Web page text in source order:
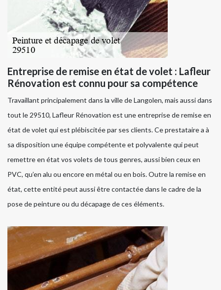
Entreprise de remise en état de volet : Lafleur
Rénovation est connu pour sa compétence
Travaillant principalement dans la ville de Langolen, mais aussi dans
tout le 29510, Lafleur Rénovation est une entreprise de remise en
état de volet qui est plébiscitée par ses clients. Ce prestataire a à
sa disposition une équipe compétente et polyvalente qui peut
remettre en état vos volets de tous genres, aussi bien ceux en
PVC, qu’en alu ou encore en métal ou en bois. Outre la remise en
état, cette entité peut aussi être contactée dans le cadre de la
pose de peinture ou du décapage de ces éléments.